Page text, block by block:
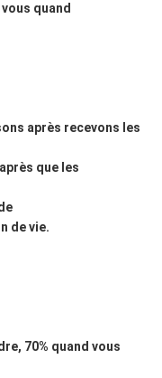
quand
après recevons les
que les
de vie.
70% quand vous